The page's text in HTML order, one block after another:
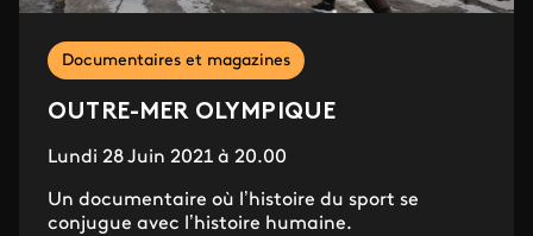
Documentaires et magazines
OUTRE-MER OLYMPIQUE
Lundi 28 Juin 2021 à 20.00
Un documentaire où l’histoire du sport se
conjugue avec l’histoire humaine.